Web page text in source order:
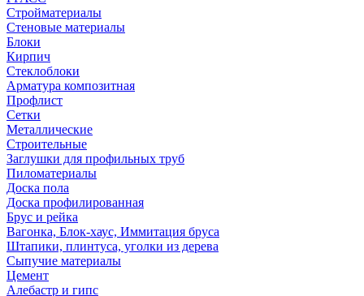
Стройматериалы
Стеновые материалы
Блоки
Кирпич
Стеклоблоки
Арматура композитная
Профлист
Сетки
Металлические
Строительные
Заглушки для профильных труб
Пиломатериалы
Доска пола
Доска профилированная
Брус и рейка
Вагонка, Блок-хаус, Иммитация бруса
Штапики, плинтуса, уголки из дерева
Сыпучие материалы
Цемент
Алебастр и гипс